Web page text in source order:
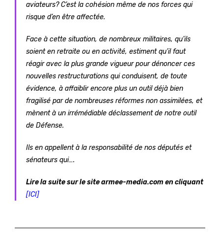
aviateurs? C’est la cohésion même de nos forces qui
risque d’en être affectée.
Face à cette situation, de nombreux militaires, qu’ils
soient en retraite ou en activité, estiment qu’il faut
réagir avec la plus grande vigueur pour dénoncer ces
nouvelles restructurations qui conduisent, de toute
évidence, à affaiblir encore plus un outil déjà bien
fragilisé par de nombreuses réformes non assimilées, et
mènent à un irrémédiable déclassement de notre outil
de Défense.
Ils en appellent à la responsabilité de nos députés et
sénateurs qui….
Lire la suite sur le site armee-media.com en cliquant
[ICI]